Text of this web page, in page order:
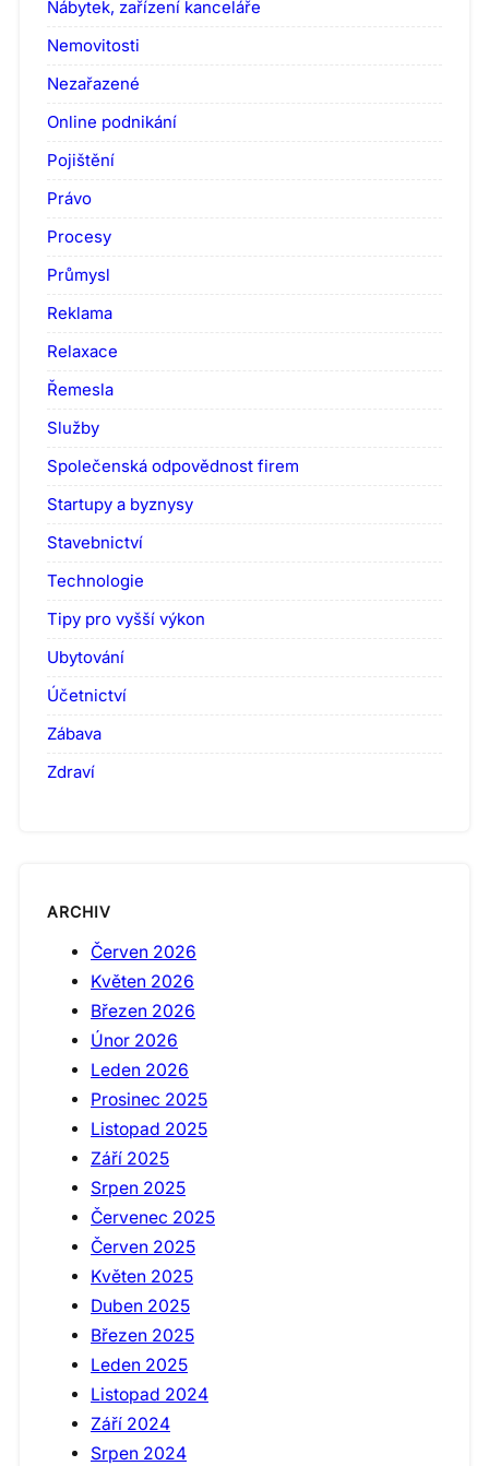
Nábytek, zařízení kanceláře
Nemovitosti
Nezařazené
Online podnikání
Pojištění
Právo
Procesy
Průmysl
Reklama
Relaxace
Řemesla
Služby
Společenská odpovědnost firem
Startupy a byznysy
Stavebnictví
Technologie
Tipy pro vyšší výkon
Ubytování
Účetnictví
Zábava
Zdraví
ARCHIV
Červen 2026
Květen 2026
Březen 2026
Únor 2026
Leden 2026
Prosinec 2025
Listopad 2025
Září 2025
Srpen 2025
Červenec 2025
Červen 2025
Květen 2025
Duben 2025
Březen 2025
Leden 2025
Listopad 2024
Září 2024
Srpen 2024